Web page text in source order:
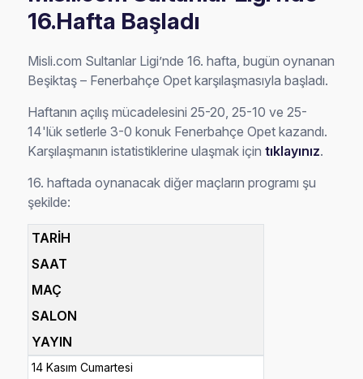
16.Hafta Başladı
Misli.com Sultanlar Ligi’nde 16. hafta, bugün oynanan
Beşiktaş – Fenerbahçe Opet karşılaşmasıyla başladı.
Haftanın açılış mücadelesini 25-20, 25-10 ve 25-
14'lük setlerle 3-0 konuk Fenerbahçe Opet kazandı.
Karşılaşmanın istatistiklerine ulaşmak içintıklayınız.
16. haftada oynanacak diğer maçların programı şu
şekilde:
TARİH
SAAT
MAÇ
SALON
YAYIN
14 Kasım Cumartesi